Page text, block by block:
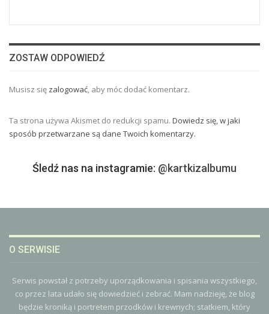
ZOSTAW ODPOWIEDŹ
Musisz się zalogować, aby móc dodać komentarz.
Ta strona używa Akismet do redukcji spamu. Dowiedz się, w jaki
sposób przetwarzane są dane Twoich komentarzy.
Śledź nas na instagramie: @kartkizalbumu
O SERWISIE
Serwis powstał z potrzeby uporządkowania i spisania wszystkiego,
co przez lata udało się dowiedzieć i zebrać. Mam nadzieję, że blog
będzie kroniką i portretem przodków i krewnych; statkiem, który